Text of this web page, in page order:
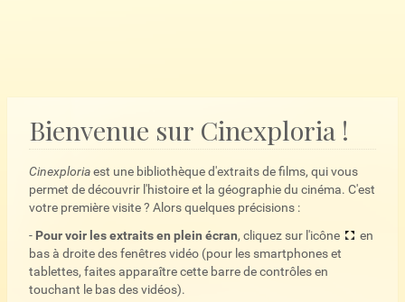
Bienvenue sur Cinexploria !
Cinexploriaest une bibliothèque d'extraits de films, qui vous
permet de découvrir l'histoire et la géographie du cinéma. C'est
votre première visite ? Alors quelques précisions :
- Pour voir les extraits en plein écran, cliquez sur l'icône
en
bas à droite des fenêtres vidéo (pour les smartphones et
tablettes, faites apparaître cette barre de contrôles en
touchant le bas des vidéos).